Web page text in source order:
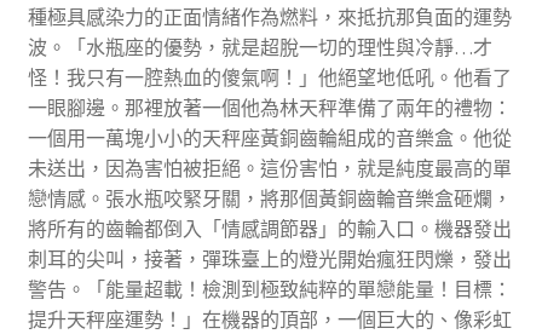
種極具感染力的正面情緒作為燃料，來抵抗那負面的運勢
波。「水瓶座的優勢，就是超脫一切的理性與冷靜…才
怪！我只有一腔熱血的傻氣啊！」他絕望地低吼。他看了
一眼腳邊。那裡放著一個他為林天秤準備了兩年的禮物：
一個用一萬塊小小的天秤座黃銅齒輪組成的音樂盒。他從
未送出，因為害怕被拒絕。這份害怕，就是純度最高的單
戀情感。張水瓶咬緊牙關，將那個黃銅齒輪音樂盒砸爛，
將所有的齒輪都倒入「情感調節器」的輸入口。機器發出
刺耳的尖叫，接著，彈珠臺上的燈光開始瘋狂閃爍，發出
警告。「能量超載！檢測到極致純粹的單戀能量！目標：
提升天秤座運勢！」在機器的頂部，一個巨大的、像彩虹